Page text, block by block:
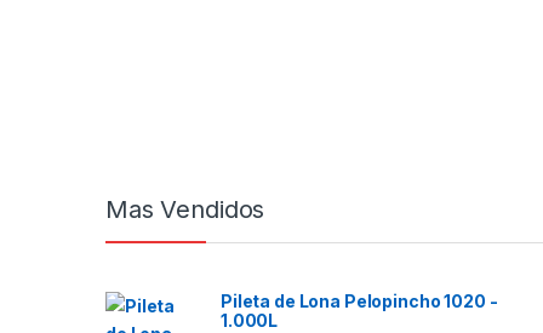
Mas Vendidos
Pileta de Lona Pelopincho 1020 -
1.000L